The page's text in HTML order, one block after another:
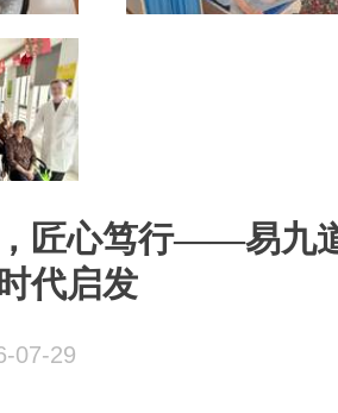
匠心笃行——易九
代启发
07-29